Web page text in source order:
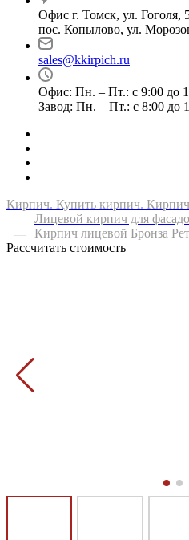
Офис г. Томск, ул. Гоголя,
пос. Копылово, ул.
sales@kkirpich.ru
Офис: Пн. – Пт.: с 9:00 до
Завод: Пн. – Пт.: с 8:00 до
Кирпич. Купить кирпич. Кирпич
— Лицевой кирпич для
— Кирпич лицевой Бронза
Рассчитать стоимость